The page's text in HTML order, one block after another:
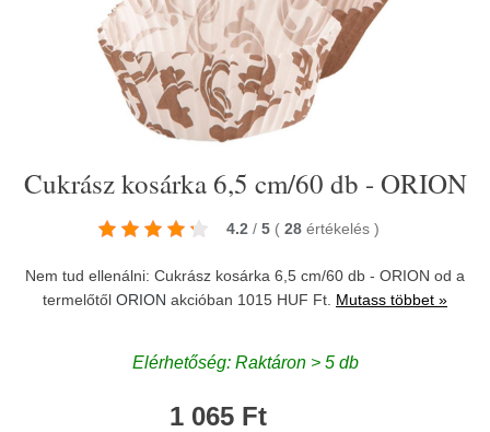
Cukrász kosárka 6,5 cm/60 db - ORION
4.2 / 5 ( 28 értékelés )
Nem tud ellenálni: Cukrász kosárka 6,5 cm/60 db - ORION od a
termelőtől ORION akcióban 1015 HUF Ft. Mutass többet »
Elérhetőség: Raktáron > 5 db
1 065 Ft